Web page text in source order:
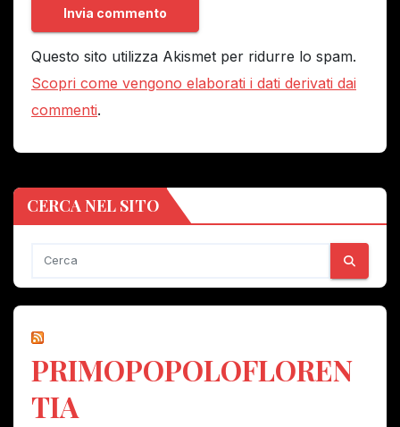
Questo sito utilizza Akismet per ridurre lo spam.
Scopri come vengono elaborati i dati derivati dai
commenti.
CERCA NEL SITO
PRIMOPOPOLOFLOREN
TIA